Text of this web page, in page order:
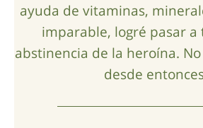
ayuda de vitaminas,
imparable, logré pasar a
abstinencia de la heroína.
desde